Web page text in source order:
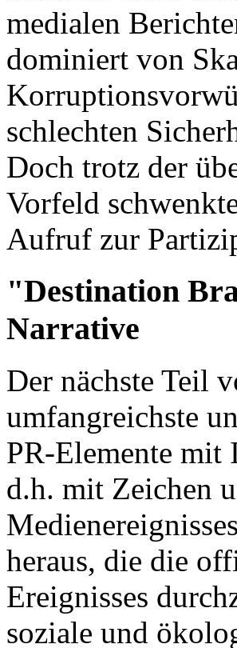
medialen
dominiert von
schlechten
Doch trotz der
Vorfeld
Aufruf zur
"Destination
Narrative
Der nächste Teil
umfangreichste
PR-Elemente mit
d.h. mit Zeichen
heraus, die die
Ereignisses
soziale und